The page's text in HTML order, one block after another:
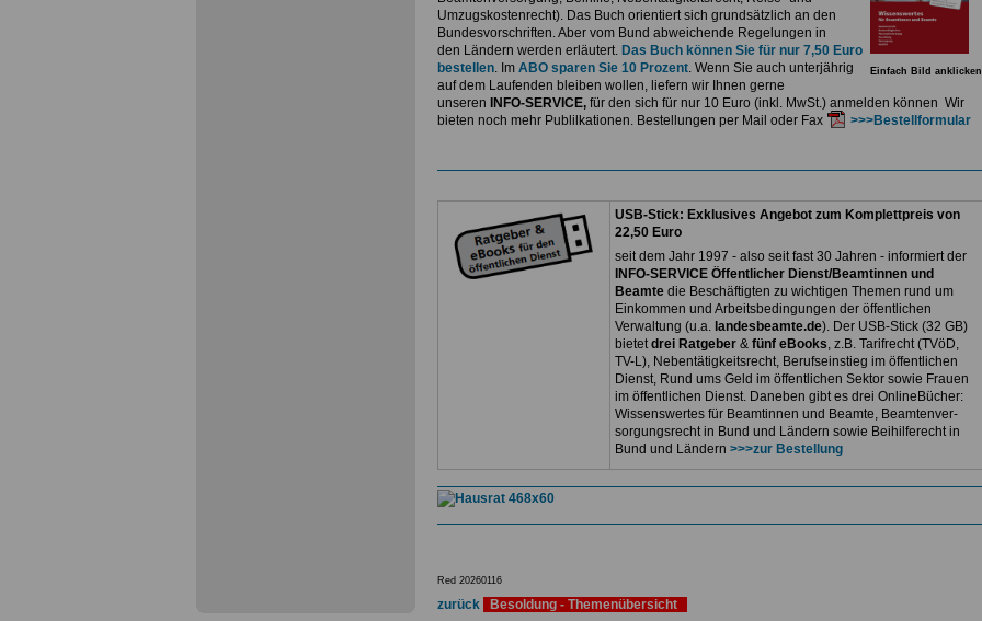
Einfach Bild anklicken
Umzugskostenrecht). Das Buch orientiert sich grundsätzlich an den
Bundesvorschriften. Aber vom Bund abweichende Regelungen in
den Ländern werden erläutert. Das Buch können Sie für nur 7,50 Euro
bestellen. Im ABO sparen Sie 10 Prozent. Wenn Sie auch unterjährig
auf dem Laufenden bleiben wollen, liefern wir Ihnen gerne
unseren
INFO-SERVICE, für den sich für nur 10 Euro (inkl. MwSt.) anmelden können Wir
bieten noch mehr Publilkationen. Bestellungen per Mail oder Fax
>>>Bestellformular
USB-Stick: Exklusives Angebot zum Komplettpreis von
22,50 Euro
seit dem Jahr 1997 - also seit fast 30 Jahren - informiert der
INFO-SERVICE Öffentlicher Dienst/Beamtinnen und
Beamtedie Beschäftigten zu wichtigen Themen rund um
Einkommen und Arbeitsbedingungen der öffentlichen
Verwaltung (u.a. landesbeamte.de). Der USB-Stick (32 GB)
bietetdrei Ratgeber& fünf eBooks, z.B. Tarifrecht (TVöD,
TV-L), Nebentätigkeitsrecht, Berufseinstieg im öffentlichen
Dienst, Rund ums Geld im öffentlichen Sektor sowie Frauen
im öffentlichen Dienst. Daneben gibt es drei OnlineBücher:
Wissenswertes für Beamtinnen und Beamte, Beamtenver-
sorgungsrecht in Bund und Ländern sowie Beihilferecht in
Bund und Ländern >>>zur Bestellung
Red 20260116
zurück
Besoldung - Themenübersicht